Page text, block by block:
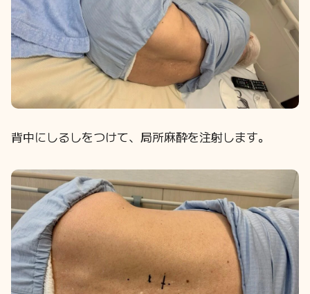
背中にしるしをつけて、局所麻酔を注射します。